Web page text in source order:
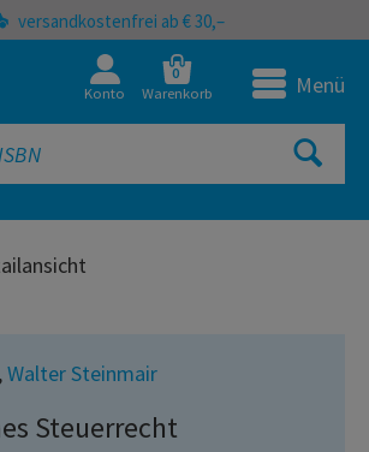
versandkostenfrei ab € 30,–
Konto
0
Warenkorb Menü
,Walter Steinmair
Steuerrecht